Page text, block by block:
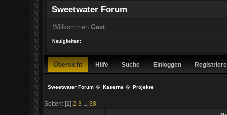
Sweetwater Forum
Willkommen Gast
Neuigkeiten:
Übersicht Hilfe Suche Einloggen
Sweetwater Forum� Kaserne� Projekte
Seiten: [1]2 3 ...38